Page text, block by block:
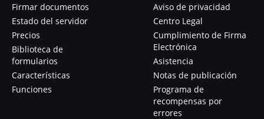
Firmar documentos
Estado del servidor
Precios
Biblioteca de
formularios
Características
Funciones
Aviso de privacidad
Centro Legal
Cumplimiento de Firma
Electrónica
Asistencia
Notas de publicación
Programa de
recompensas por
errores